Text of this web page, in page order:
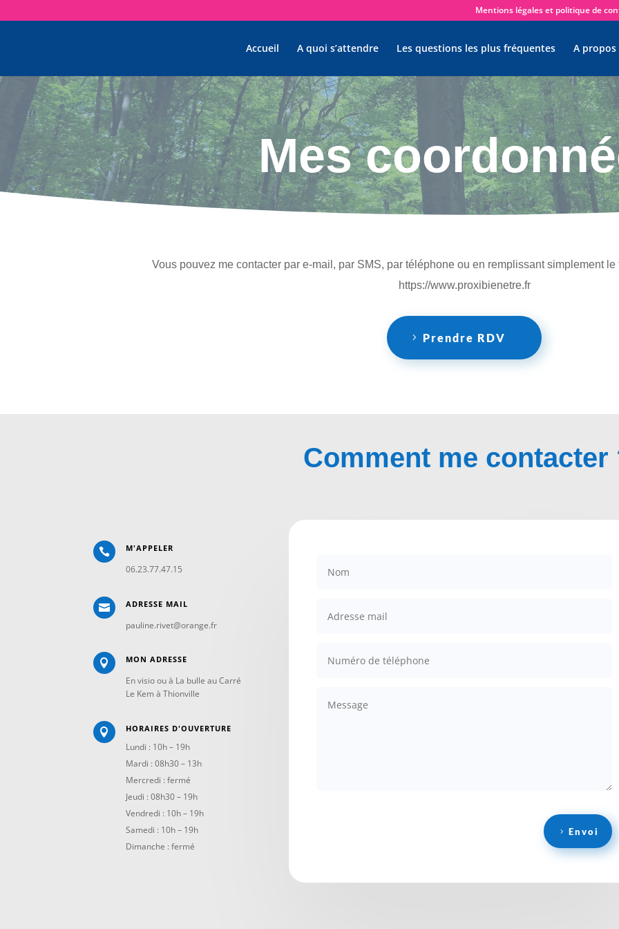
Mentions légales et politique de
Accueil A quoi s’attendre Les questions les plus fréquentes A propos
Mes
Vous pouvez me contacter par e-mail, par SMS, par téléphone ou en remplissant simplement
https://www.proxibienetre.fr
Prendre RDV
Comment me contacter
 M'APPELER
06.23.77.47.15
 ADRESSE MAIL
pauline.rivet@orange.fr
 MON ADRESSE
En visio ou à La bulle au Carré
Le Kem à Thionville
 HORAIRES D'OUVERTURE
Lundi : 10h – 19h
Mardi : 08h30 – 13h
Mercredi : fermé
Jeudi : 08h30 – 19h
Vendredi : 10h – 19h
Samedi : 10h – 19h
Dimanche : fermé
Envoi